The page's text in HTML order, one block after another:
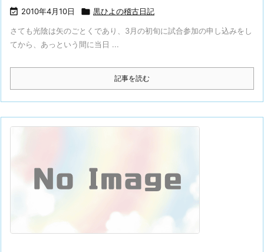
 2010年4月10日  黒ひよの稽古日記
さても光陰は矢のごとくであり、3月の初旬に試合参加の申し込みをし
てから、あっという間に当日 ...
記事を読む